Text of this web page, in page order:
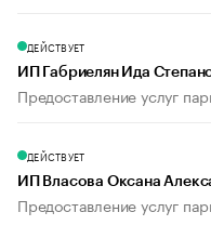
ДЕЙСТВУЕТ
ИП Габриелян Ида
Предоставление услуг
ДЕЙСТВУЕТ
ИП Власова Оксана
Предоставление услуг